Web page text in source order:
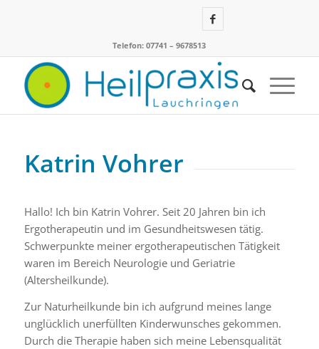
Telefon: 07741 – 9678513
Katrin Vohrer
Hallo! Ich bin Katrin Vohrer. Seit 20 Jahren bin ich
Ergotherapeutin und im Gesundheitswesen tätig.
Schwerpunkte meiner ergotherapeutischen Tätigkeit
waren im Bereich Neurologie und Geriatrie
(Altersheilkunde).
Zur Naturheilkunde bin ich aufgrund meines lange
unglücklich unerfüllten Kinderwunsches gekommen.
Durch die Therapie haben sich meine Lebensqualität